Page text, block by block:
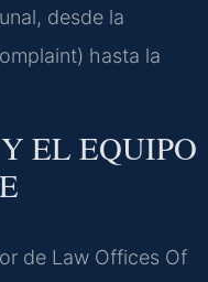
desde la
hasta la
EL EQUIPO
de Law Offices Of